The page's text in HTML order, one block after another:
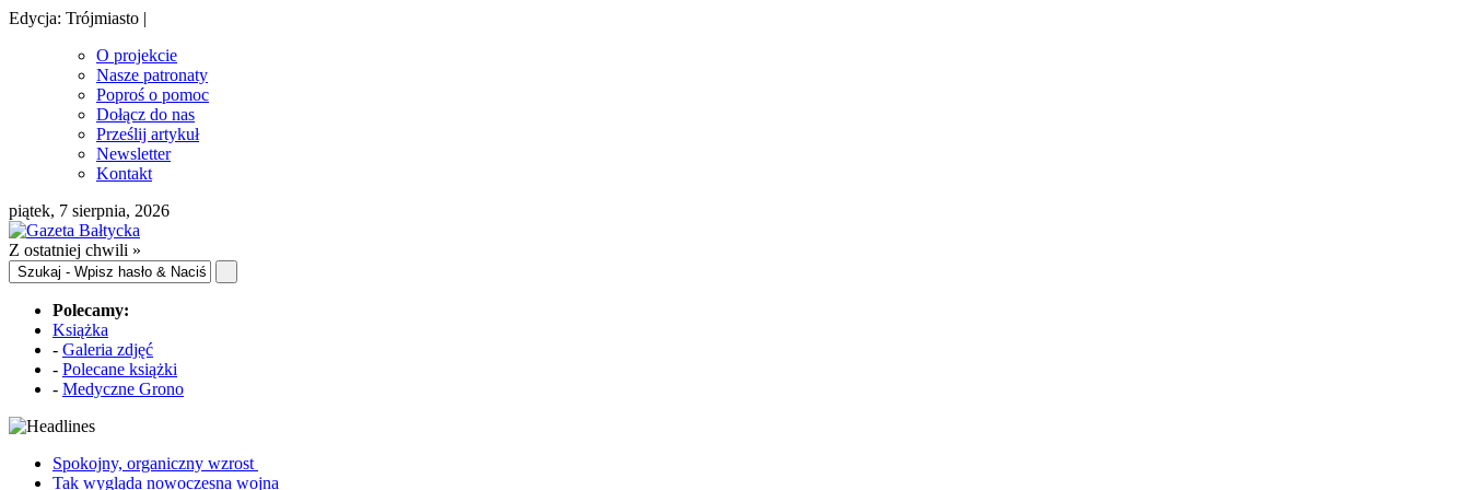
Edycja: Trójmiasto |
O projekcie
Nasze patronaty
Poproś o pomoc
Dołącz do nas
Prześlij artykuł
Newsletter
Kontakt
piątek, 7 sierpnia, 2026
Z ostatniej chwili »
Polecamy:
Książka
- Galeria zdjęć
- Polecane książki
- Medyczne Grono
Spokojny, organiczny wzrost
Tak wygląda nowoczesna wojna